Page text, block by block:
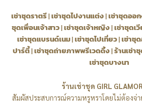
เช่าชุดราตรี|เช่าชุดไปงานแต่ง|เช่าชุดออ
ชุดเพื่อนเจ้าสาว|เช่าชุดเจ้าหญิง|เช่าชุดเ
เช่าชุดแบรนด์เนม|เช่าชุดไปเที่ยว|เช่าชุ
ปาร์ตี้|เช่าชุดถ่ายภาพพรีเวดดิ้ง|ร้านเช่า
เช่าชุดบางนา
ร้านเช่าชุด GIRL
สัมผัสประสบการณ์ความหรูหราโดยไม่ต้องจ่